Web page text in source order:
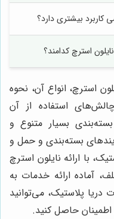
کاربرد بیشتری دارد؟
استرچ کدامند؟
استرچ، انواع آن، نحوه
استفاده از آن
بسیار متنوع و
بسته‌بندی و حمل و
با ارائه نایلون استرچ
آماده ارائه خدمات به
پلاستیک، می‌توانید
اطمینان حاصل کنید.